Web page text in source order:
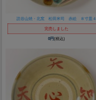
読谷山焼・北窯 松田米司 赤絵 ８寸皿４
完売しました
0円(税込)